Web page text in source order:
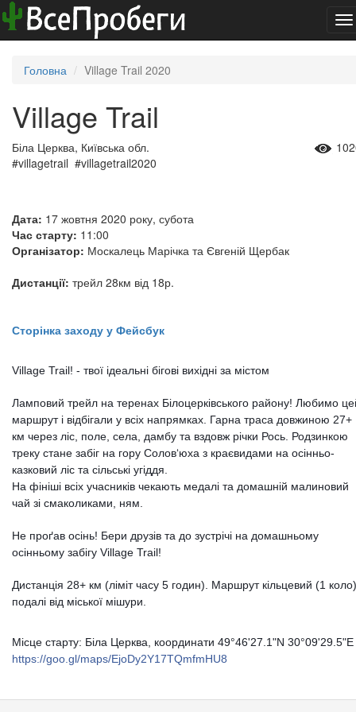
Головна Village Trail 2020
Village Trail
Біла Церква, Київська обл.
#villagetrail #villagetrail2020
Дата: 17 жовтня 2020 року, субота
Час старту: 11:00
Організатор: Москалець Марічка та Євгеній Щербак
Дистанції: трейл 28км від 18р.
Сторінка заходу у Фейсбук
Village Trail! - твої ідеальні бігові вихідні за містом
Ламповий трейл на теренах Білоцерківського району! Любимо
маршрут і відбігали у всіх напрямках. Гарна траса довжиною 27+
км через ліс, поле, села, дамбу та вздовж річки Рось. Родзинкою
треку стане забіг на гору Солов‘юха з краєвидами на осінньо-
казковий ліс та сільські угіддя.
На фініші всіх учасників чекають медалі та домашній малиновий
чай зі смаколиками, ням.
Не проґав осінь! Бери друзів та до зустрічі на домашньому
осінньому забігу Village Trail!
Дистанція 28+ км (ліміт часу 5 годин). Маршрут кільцевий (1 коло)
подалі від міської мішури.
Місце старту: Біла Церква, координати 49°46'27.1"N 30°09'29.5"E
https://goo.gl/maps/EjoDy2Y17TQmfmHU8